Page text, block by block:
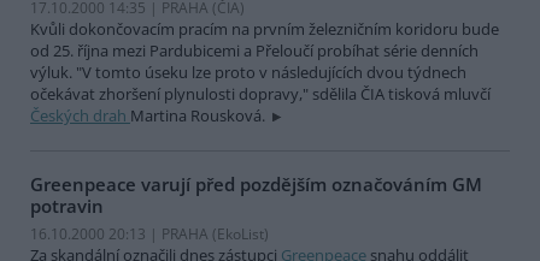
17.10.2000 14:35 | PRAHA (ČIA)
Kvůli dokončovacím pracím na prvním železničním koridoru bude
od 25. října mezi Pardubicemi a Přeloučí probíhat série denních
výluk. "V tomto úseku lze proto v následujících dvou týdnech
očekávat zhoršení plynulosti dopravy," sdělila ČIA tisková mluvčí
Českých drah Martina Rousková.
Greenpeace varují před pozdějším označováním GM
potravin
16.10.2000 20:13 | PRAHA (EkoList)
Za skandální označili dnes zástupci Greenpeace snahu oddálit